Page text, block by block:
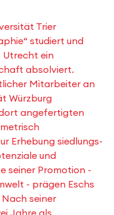
Trier
studiert und
Utrecht ein
absolviert.
Mitarbeiter an
Würzburg
angefertigten
Erhebung siedlungs-
und
seiner Promotion -
- prägen Eschs
seiner